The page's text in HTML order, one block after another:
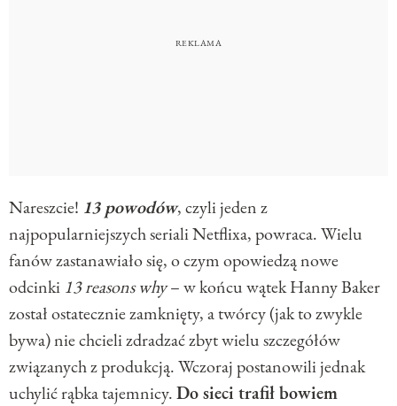
Nareszcie! 13 powodów, czyli jeden z
najpopularniejszych seriali Netflixa, powraca. Wielu
fanów zastanawiało się, o czym opowiedzą nowe
odcinki 13 reasons why– w końcu wątek Hanny Baker
został ostatecznie zamknięty, a twórcy (jak to zwykle
bywa) nie chcieli zdradzać zbyt wielu szczegółów
związanych z produkcją. Wczoraj postanowili jednak
uchylić rąbka tajemnicy.Do sieci trafił bowiem